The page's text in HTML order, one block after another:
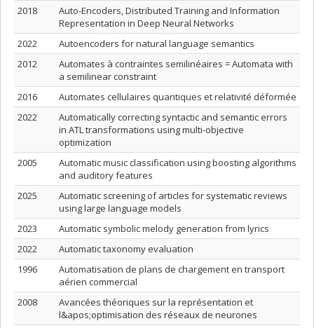
2018
Auto-Encoders, Distributed Training and Information
Representation in Deep Neural Networks
2022
Autoencoders for natural language semantics
2012
Automates à contraintes semilinéaires = Automata with
a semilinear constraint
2016
Automates cellulaires quantiques et relativité déformée
2022
Automatically correcting syntactic and semantic errors
in ATL transformations using multi-objective
optimization
2005
Automatic music classification using boosting algorithms
and auditory features
2025
Automatic screening of articles for systematic reviews
using large language models
2023
Automatic symbolic melody generation from lyrics
2022
Automatic taxonomy evaluation
1996
Automatisation de plans de chargement en transport
aérien commercial
2008
Avancées théoriques sur la représentation et
l&apos;optimisation des réseaux de neurones